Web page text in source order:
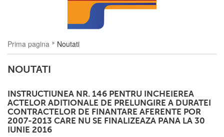
Prima pagina Noutati
NOUTATI
INSTRUCTIUNEA NR. 146 PENTRU INCHEIEREA
ACTELOR ADITIONALE DE PRELUNGIRE A DURATEI
CONTRACTELOR DE FINANTARE AFERENTE POR
2007-2013 CARE NU SE FINALIZEAZA PANA LA 30
IUNIE 2016